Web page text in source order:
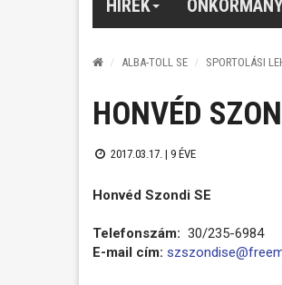
HÍREK
ALBA-TOLL SE SPORTOLÁSI
HONVÉD
2017.03.17. | 9 ÉVE
Honvéd Szondi SE
Telefonszám: 30/235-6984
E-mail cím: